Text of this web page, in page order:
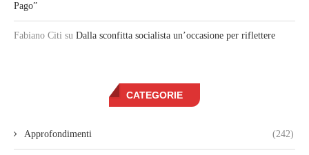
Pago”
Fabiano Citi su Dalla sconfitta socialista un’occasione per riflettere
CATEGORIE
Approfondimenti (242)